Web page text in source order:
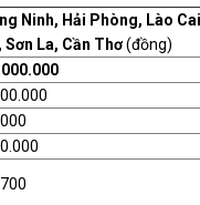
Ninh, Hải Phòng, Lào
Sơn La, Cần Thơ(đồng)